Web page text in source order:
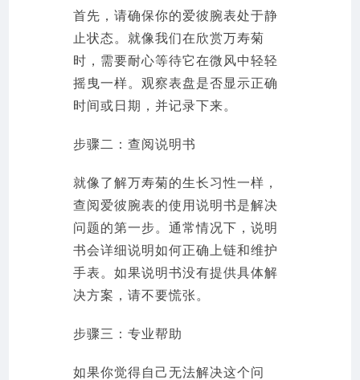
首先，请确保你的爱彼腕表处于静
止状态。就像我们在欣赏万寿菊
时，需要耐心等待它在微风中轻轻
摇曳一样。观察表盘是否显示正确
时间或日期，并记录下来。
步骤二：查阅说明书
就像了解万寿菊的生长习性一样，
查阅爱彼腕表的使用说明书是解决
问题的第一步。通常情况下，说明
书会详细说明如何正确上链和维护
手表。如果说明书没有提供具体解
决方案，请不要慌张。
步骤三：专业帮助
如果你觉得自己无法解决这个问